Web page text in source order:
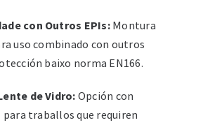
con Outros EPIs:Montura
uso combinado con outros
baixo norma EN166.
de Vidro: Opción con
para traballos que requiren